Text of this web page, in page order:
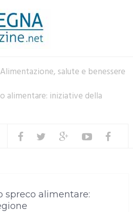
Alimentazione, salute e benessere
alimentare: iniziative della
spreco alimentare: